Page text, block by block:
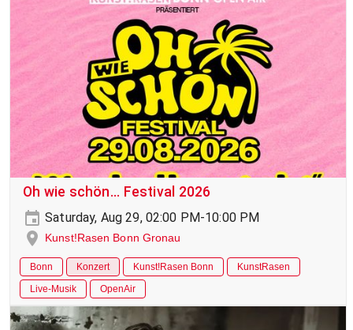
Oh wie schön... Festival 2026
Saturday, Aug 29, 02:00 PM-10:00 PM
Kunst!Rasen Bonn Gronau
Bonn Konzert Kunst!Rasen Bonn
KunstRasen
Live-Musik
OpenAir